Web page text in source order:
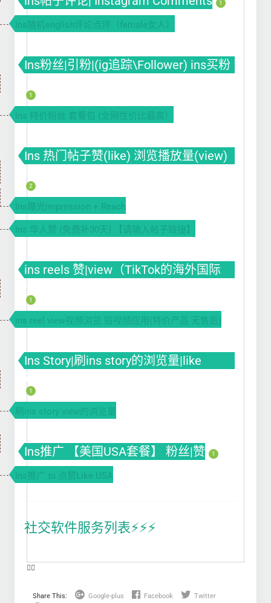
1
Ins随机english评论点评（female女人）
Ins粉丝|引粉|(ig追踪\Follower) ins买粉
1
Ins 特价粉丝 套餐包 (全网性价比最高）
Ins 热门帖子赞(like) 浏览播放量(view)
曝光(impression)
2
Ins曝光impression + Reach
Ins 华人赞 (免费补30天) 【请输入帖子链接】
ins reels 赞|view（TikTok的海外国际
版）
1
ins reel view视频浏览 短视频应用(特价产品 无售后)
Ins Story|刷ins story的浏览量|like
赞|impression曝光|投票Poll
1
刷ins story view的浏览量
Ins推广 【美国USA套餐】 粉丝|赞 1
Ins推广 ɪɢ 点赞Like USA
社交软件服务列表⚡️⚡️⚡️
❤️‍🔥
Share This: Google-plus Facebook
Twitter